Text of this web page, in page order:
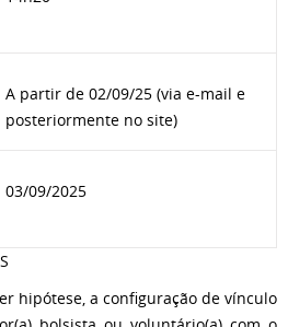
A partir de 02/09/25 (via e-mail e
posteriormente no site)
03/09/2025
hipótese, a configuração de vínculo